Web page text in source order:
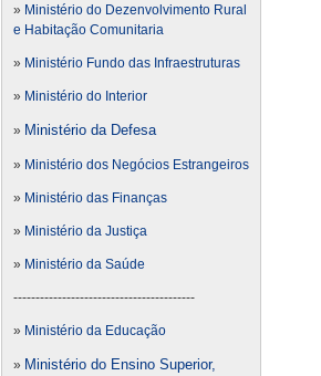
» Ministério do Dezenvolvimento Rural
e Habitação Comunitaria
» Ministério Fundo das Infraestruturas
» Ministério do Interior
» Ministério da Defesa
» Ministério dos Negócios Estrangeiros
» Ministério das Finanças
» Ministério da Justiça
» Ministério da Saúde
-----------------------------------------
» Ministério da Educação
» Ministério do Ensino Superior,